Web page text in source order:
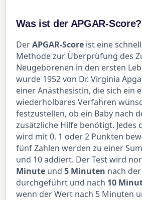
Was ist der APGAR-Score?
DerAPGAR-Score ist eine
Methode zur Überprüfung des
Neugeborenen in den ersten
wurde 1952 von Dr. Virginia
einer Anästhesistin, die sich ein
wiederholbares Verfahren
festzustellen, ob ein Baby nach
zusätzliche Hilfe benötigt. Jedes
wird mit 0, 1 oder 2 Punkten
fünf Zahlen werden zu einer
und 10 addiert. Der Test wird
Minute und5 Minuten nach
durchgeführt und nach 10
wenn der Wert nach 5 Minuten